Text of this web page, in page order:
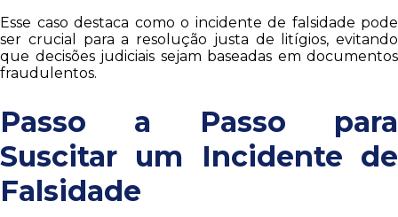
Esse caso destaca como o incidente de falsidade pode
ser crucial para a resolução justa de litígios, evitando
que decisões judiciais sejam baseadas em documentos
fraudulentos.
Passo a Passo para
Suscitar um Incidente de
Falsidade